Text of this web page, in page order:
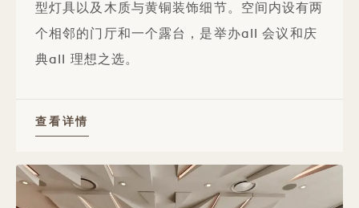
型灯具以及木质与黄铜装饰细节。空间内设有两
个相邻的门厅和一个露台，是举办all 会议和庆
典all 理想之选。
查看详情